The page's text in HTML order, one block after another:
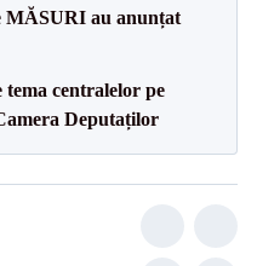
MĂSURI au anunțat
tema centralelor pe
Deputaților